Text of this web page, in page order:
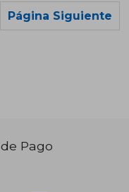
Página Siguiente
Pago